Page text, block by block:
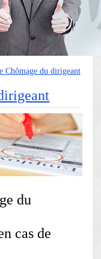
Chômage du dirigeant
du
cas de